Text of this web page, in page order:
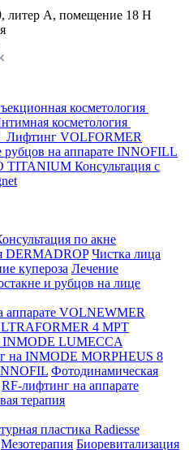
литер А, помещение 18 Н
косметология
косметология
Лифтинг VOLFORMER
рубцов на аппарате INNOFILL
TITANIUM Консультация с
по акне
DERMADROP Чистка лица
купероза Лечение
и рубцов на лице
VOLNEWMER
4 MРТ
INMODE LUMECCA
на INMODE MORPHEUS 8
Фотодинамическая
RF-лифтинг на аппарате
терапия
пластика Radiesse
Мезотерапия Биоревитализация